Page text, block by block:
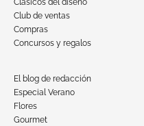
Clásicos del diseño
Club de ventas
Compras
Concursos y regalos
El blog de redacción
Especial Verano
Flores
Gourmet